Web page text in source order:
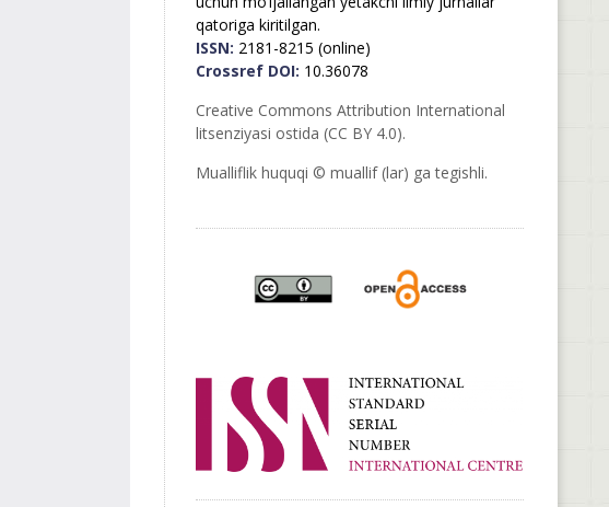
qatoriga kiritilgan.
ISSN: 2181-8215 (online)
Crossref DOI: 10.36078
Creative Commons Attribution International
litsenziyasi ostida (CC BY 4.0).
Mualliflik huquqi © muallif (lar) ga tegishli.